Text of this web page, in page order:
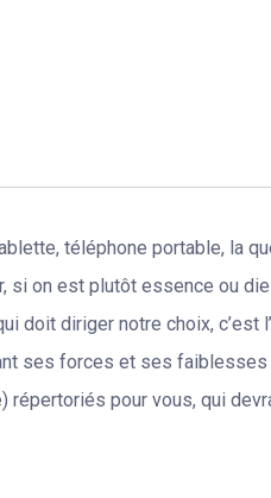
téléphone portable, la
si on est plutôt essence ou
doit diriger notre choix, c’est
ses forces et ses faiblesses
répertoriés pour vous, qui